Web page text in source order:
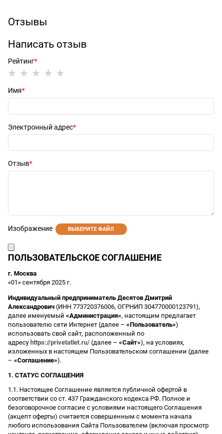
Отзывы
Написать отзыв
Рейтинг
Имя
Электронный адрес
Отзыв
Изображение ВЫБЕРИТЕ ФАЙЛ
ПОЛЬЗОВАТЕЛЬСКОЕ СОГЛАШЕНИЕ
г. Москва
«01» сентября 2025 г.
Индивидуальный предприниматель Десятов Дмитрий
Александрович (ИНН 773720376006, ОГРНИП 304770000123791),
далее именуемый «Администрация», настоящим предлагает
пользователю сети Интернет (далее – «Пользователь»)
использовать свой сайт, расположенный по
адресу https://privetatlet.ru/ (далее – «Сайт»), на условиях,
изложенных в настоящем Пользовательском соглашении (далее
– «Соглашение»).
1. СТАТУС СОГЛАШЕНИЯ
1.1. Настоящее Соглашение является публичной офертой в
соответствии со ст. 437 Гражданского кодекса РФ. Полное и
безоговорочное согласие с условиями настоящего Соглашения
(акцепт оферты) считается совершенным с момента начала
любого использования Сайта Пользователем (включая просмотр